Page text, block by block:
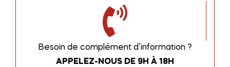
Besoin de complément d’information ?
APPELEZ-NOUS DE 9H À 18H